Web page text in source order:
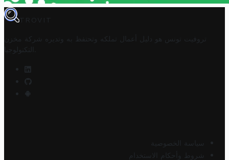
TROVIT
تروفيت تونس هو دليل أعمال تملكه وتحتفظ به وتديره
شركة مخزن
التكنولوجيا
سياسة الخصوصية
شروط وأحكام الاستخدام